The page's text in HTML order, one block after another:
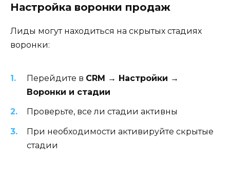
Настройка воронки продаж
Лиды могут находиться на скрытых стадиях
воронки:
Перейдите в CRM → Настройки →
Воронки и стадии
Проверьте, все ли стадии активны
При необходимости активируйте скрытые
стадии